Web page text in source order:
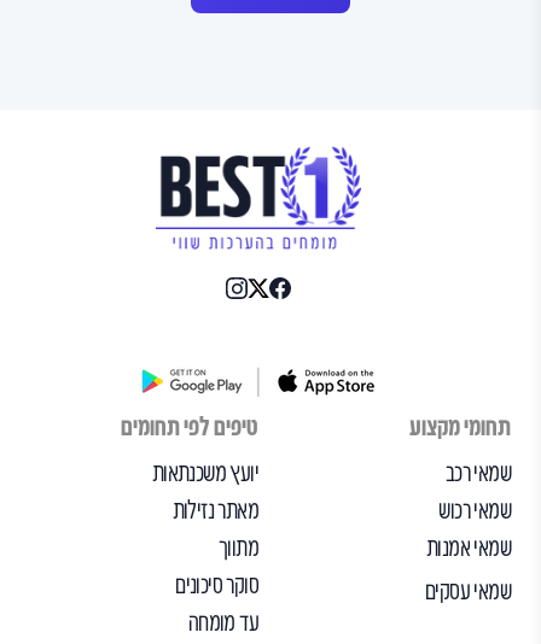
תחומי מקצוע
שמאי רכב
שמאי רכוש
שמאי אמנות
שמאי עסקים
טיפים לפי תחומים
יועץ משכנתאות
מאתר נזילות
מתווך
סוקר סיכונים
עד מומחה